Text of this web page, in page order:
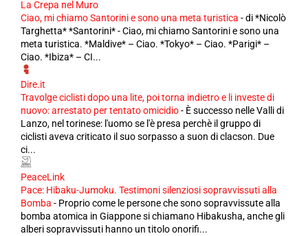
La Crepa nel Muro
Ciao, mi chiamo Santorini e sono una meta turistica -di *Nicolò
Targhetta* *Santorini* - Ciao, mi chiamo Santorini e sono una
meta turistica. *Maldive* – Ciao. *Tokyo* – Ciao. *Parigi* –
Ciao. *Ibiza* – CI...
Dire.it
Travolge ciclisti dopo una lite, poi torna indietro e li investe di
nuovo: arrestato per tentato omicidio- È successo nelle Valli di
Lanzo, nel torinese: l'uomo se l'è presa perchè il gruppo di
ciclisti aveva criticato il suo sorpasso a suon di clacson. Due
ci...
PeaceLink
Pace: Hibaku-Jumoku. Testimoni silenziosi sopravvissuti alla
Bomba - Proprio come le persone che sono sopravvissute alla
bomba atomica in Giappone si chiamano Hibakusha, anche gli
alberi sopravvissuti hanno un titolo onorifi...